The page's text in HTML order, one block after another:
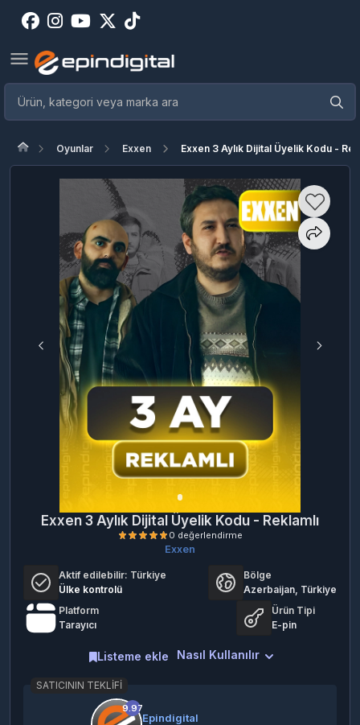
Oyunlar Exxen Exxen 3 Aylık Dijital Üyelik Kodu -
Exxen 3 Aylık Dijital Üyelik Kodu - Reklamlı
Exxen
Aktif edilebilir: Türkiye
Ülke kontrolü
Bölge
Azerbaijan, Türkiye
Platform
Tarayıcı
Ürün Tipi
E-pin
Nasıl Kullanılır
Listeme ekle
SATICININ TEKLIFI
9.97
Epindigital